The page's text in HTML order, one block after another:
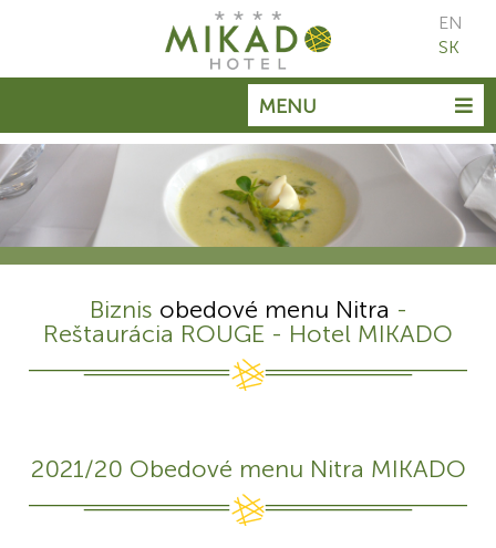
MENU
EN
SK
Biznis obedové menu Nitra -
Reštaurácia ROUGE - Hotel MIKADO
2021/20 Obedové menu Nitra MIKADO